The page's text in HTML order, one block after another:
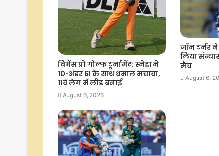
विमेंस प्रो गोल्फ टूर्नामेंट: स्नेहा ने
10-अंडर 61 के साथ धमाल मचाया,
11वें लेग में लीड बनाई
August 6, 2026
जॉन टर्नर
लिया
मैच
August 6,